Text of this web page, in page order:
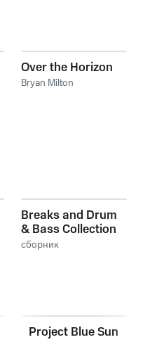
Over the Horizon
Bryan Milton
Breaks and Drum
& Bass Collection
сборник
Project Blue Sun